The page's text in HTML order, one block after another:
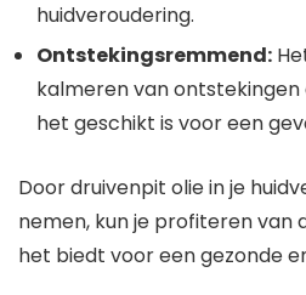
huidveroudering.
Ontstekingsremmend:
kalmeren van
het geschikt is voor een
Door druivenpit olie in je
nemen, kun je profiteren van
het biedt voor een gezonde